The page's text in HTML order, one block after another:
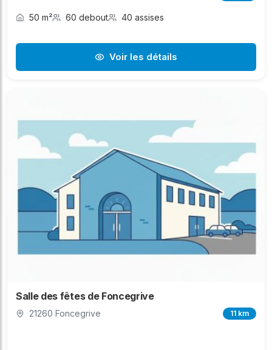
50 m² 60 debout 40 assises
Voir les détails
Salle des fêtes de Foncegrive
21260 Foncegrive 11 km